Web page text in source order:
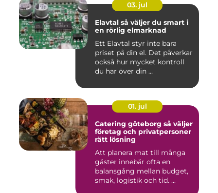
03. jul
Elavtal så väljer du smart i
en rörlig elmarknad
Ett Elavtal styr inte bara
priset på din el. Det påverkar
också hur mycket kontroll
du har över din ...
01. jul
Catering göteborg så väljer
företag och privatpersoner
rätt lösning
Att planera mat till många
gäster innebär ofta en
balansgång mellan budget,
smak, logistik och tid. ...